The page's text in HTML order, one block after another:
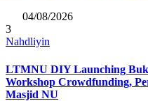
04/08/2026
3
Nahdliyin
LTMNU DIY Launching
Workshop Crowdfunding,
Masjid NU